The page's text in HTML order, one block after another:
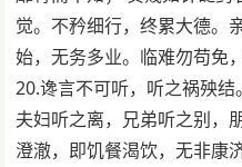
觉。不矜细行，终累大德。
始，无务多业。临难勿苟免
20.谗言不可听，听之祸殃结
夫妇听之离，兄弟听之别，
澄澈，即饥餐渴饮，无非康